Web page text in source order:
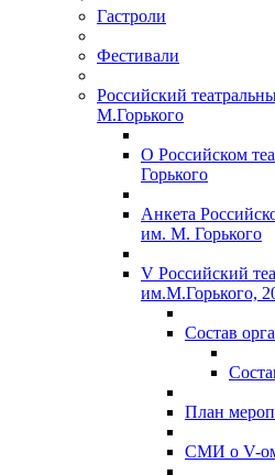
Гастроли
Фестивали
Российский
М.Горького
О Российском
Горького
Анкета
им. М. Горького
V Российский
им.М.Горького,
Состав
План
СМИ о V-ом